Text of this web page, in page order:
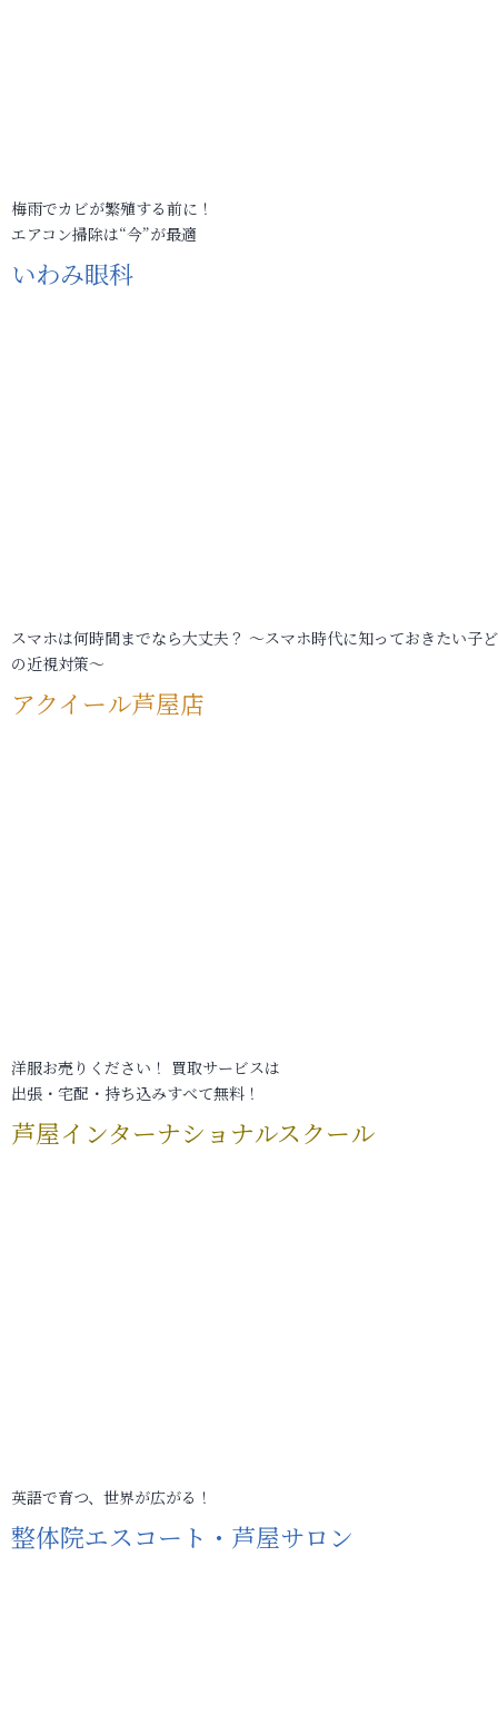
梅雨でカビが繁殖する前に！
エアコン掃除は“今”が最適
いわみ眼科
スマホは何時間までなら大丈夫？ ～スマホ時代に知っておきたい子
の近視対策～
アクイール芦屋店
洋服お売りください！ 買取サービスは
出張・宅配・持ち込みすべて無料！
芦屋インターナショナルスクール
英語で育つ、世界が広がる！
整体院エスコート・芦屋サロン